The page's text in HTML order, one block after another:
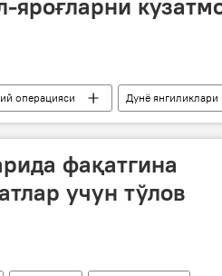
операцияси Дунё янгиликлари
Украина Ғарб
фақатгина
учун тўлов